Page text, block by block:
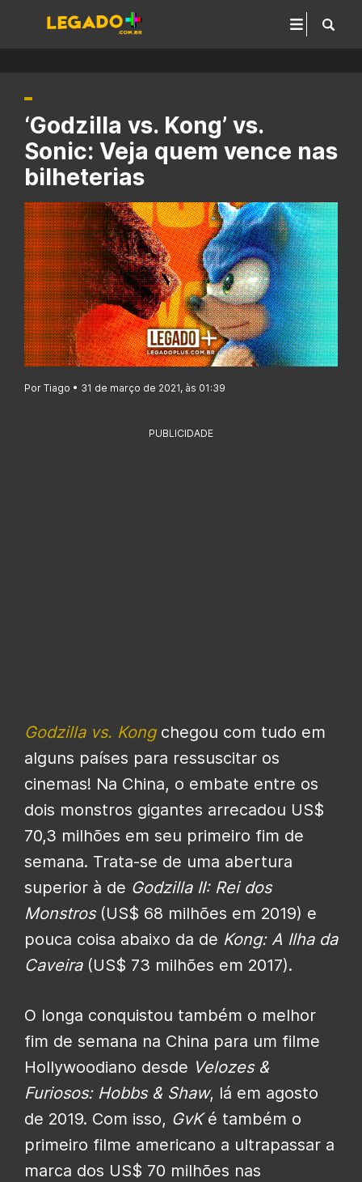
‘Godzilla vs. Kong’ vs.
Sonic: Veja quem vence nas
bilheterias
Por Tiago • 31 de março de 2021, às 01:39
PUBLICIDADE
Godzilla vs. Kongchegou com tudo em
alguns países para ressuscitar os
cinemas! Na China, o embate entre os
dois monstros gigantes arrecadou US$
70,3 milhões em seu primeiro fim de
semana. Trata-se de uma abertura
superior à de Godzilla II: Rei dos
Monstros(US$ 68 milhões em 2019) e
pouca coisa abaixo da de Kong: A Ilha da
Caveira(US$ 73 milhões em 2017).
O longa conquistou também o melhor
fim de semana na China para um filme
Hollywoodiano desde Velozes &
Furiosos: Hobbs & Shaw, lá em agosto
de 2019. Com isso, GvKé também o
primeiro filme americano a ultrapassar a
marca dos US$ 70 milhões nas